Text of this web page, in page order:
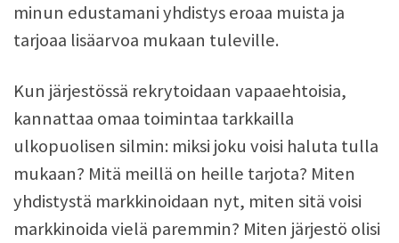
minun edustamani yhdistys eroaa muista ja
tarjoaa lisäarvoa mukaan tuleville.
Kun järjestössä rekrytoidaan vapaaehtoisia,
kannattaa omaa toimintaa tarkkailla
ulkopuolisen silmin: miksi joku voisi haluta tulla
mukaan? Mitä meillä on heille tarjota? Miten
yhdistystä markkinoidaan nyt, miten sitä voisi
markkinoida vielä paremmin? Miten järjestö olisi